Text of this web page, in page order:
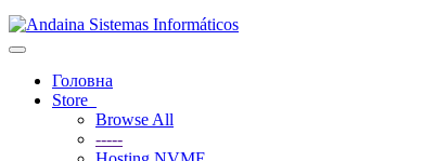
Toggle
navigationГоловна
Store
Browse All
-----